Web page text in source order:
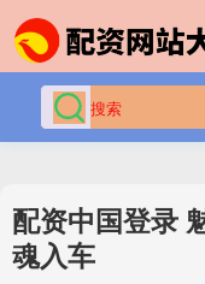
配资中国登录
魂入车